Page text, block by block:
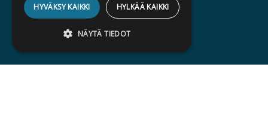
E-JA ÄÄNIKIRJAT
ENNAKKOTILATTAVAT
HYVÄKSY KAIKKI HYLKÄÄ KAIKKI
NÄYTÄ TIEDOT